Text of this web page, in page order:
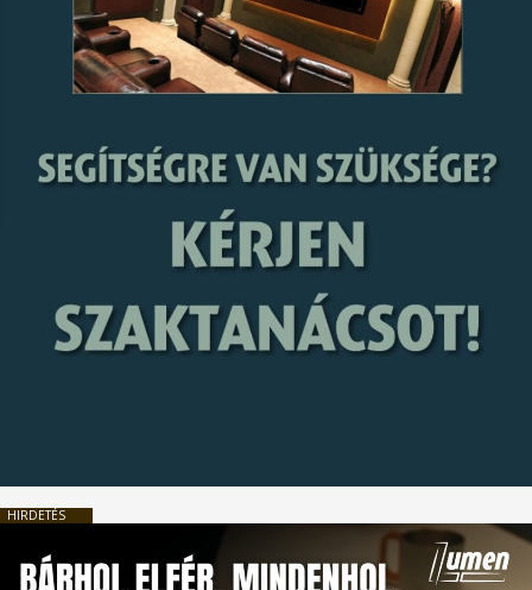
HIRDETÉS